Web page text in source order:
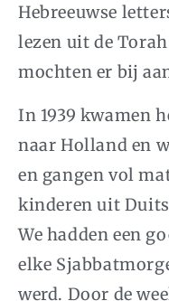
Hebreeuwse
lezen uit de
mochten er bij
In 1939 kwamen
naar Holland en
en gangen vol
kinderen uit
We hadden een
elke
werd. Door de